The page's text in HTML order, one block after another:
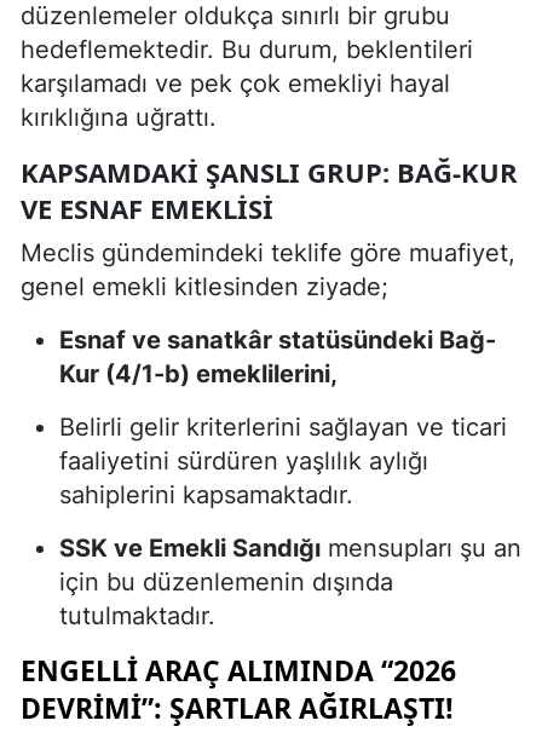
düzenlemeler oldukça sınırlı bir grubu
hedeflemektedir. Bu durum, beklentileri
karşılamadı ve pek çok emekliyi hayal
kırıklığına uğrattı.
KAPSAMDAKI ŞANSLI GRUP: BAĞ-KUR
VE ESNAF EMEKLISI
Meclis gündemindeki teklife göre muafiyet,
genel emekli kitlesinden ziyade;
Esnaf ve sanatkâr statüsündeki Bağ-
Kur (4/1-b) emeklilerini,
Belirli gelir kriterlerini sağlayan ve ticari
faaliyetini sürdüren yaşlılık aylığı
sahiplerini kapsamaktadır.
SSK ve Emekli Sandığı mensupları şu an
için bu düzenlemenin dışında
tutulmaktadır.
ENGELLI ARAÇ ALIMINDA “2026
DEVRIMI”: ŞARTLAR AĞIRLAŞTI!